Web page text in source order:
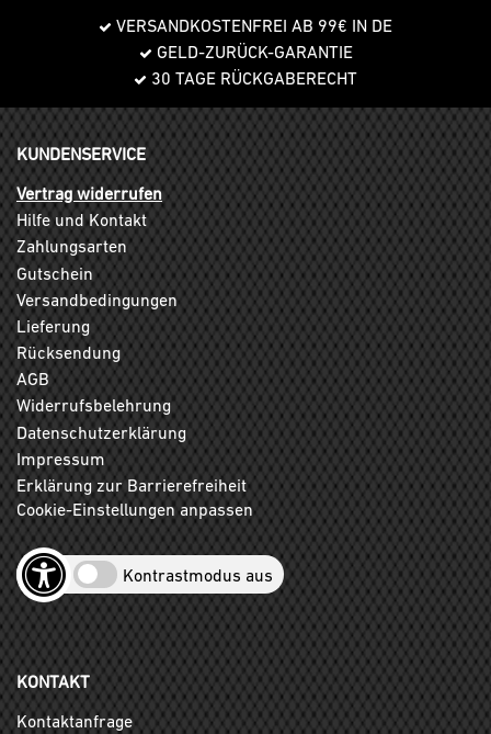
VERSANDKOSTENFREI AB 99€ IN DE
GELD-ZURÜCK-GARANTIE
30 TAGE RÜCKGABERECHT
KUNDENSERVICE
Vertrag widerrufen
Hilfe und Kontakt
Zahlungsarten
Gutschein
Versandbedingungen
Lieferung
Rücksendung
AGB
Widerrufsbelehrung
Datenschutzerklärung
Impressum
Erklärung zur Barrierefreiheit
Cookie-Einstellungen anpassen
Kontrastmodus aus
KONTAKT
Kontaktanfrage